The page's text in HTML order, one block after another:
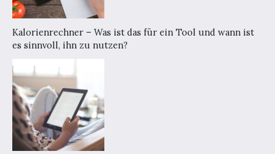
Kalorienrechner – Was ist das für ein Tool und wann ist
es sinnvoll, ihn zu nutzen?